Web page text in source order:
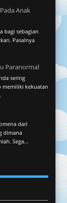
Anak
bagi sebagian
Pasalnya
Paranormal
sering
memiliki kekuatan
dari
dimana
Sega...